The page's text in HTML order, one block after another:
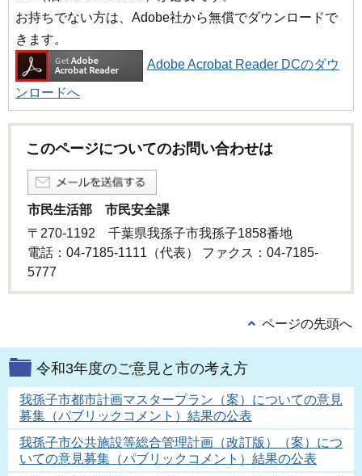
お持ちでない方は、Adobe社から無償でダウンロードで
きます。
Adobe Acrobat Reader DCのダウ
ンロードへ
このページについてのお問い合わせは
市民生活部 市民安全課
〒270-1192 千葉県我孫子市我孫子1858番地
電話：04-7185-1111（代表） ファクス：04-7185-
5777
ページの先頭へ
令和3年度のご意見と市の考え方
我孫子市都市計画マスタープラン（案）についての意見
募集（パブリックコメント）結果の公表
我孫子市公共施設等総合管理計画（改訂版）（案）につ
いての意見募集（パブリックコメント）結果の公表